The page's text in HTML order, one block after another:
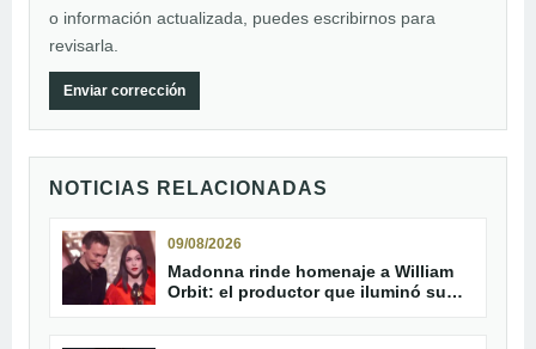
o información actualizada, puedes escribirnos para
revisarla.
Enviar corrección
NOTICIAS RELACIONADAS
09/08/2026
Madonna rinde homenaje a William
Orbit: el productor que iluminó su